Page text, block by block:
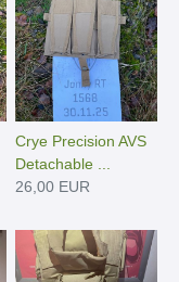
Crye Precision AVS
Detachable ...
26,00 EUR